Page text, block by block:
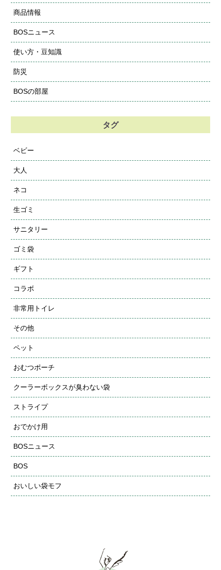
商品情報
BOSニュース
使い方・豆知識
防災
BOSの部屋
タグ
ベビー
大人
ネコ
生ゴミ
サニタリー
ゴミ袋
ギフト
コラボ
非常用トイレ
その他
ペット
おむつポーチ
クーラーボックスが臭わない袋
ストライプ
おでかけ用
BOSニュース
BOS
おいしい袋モフ